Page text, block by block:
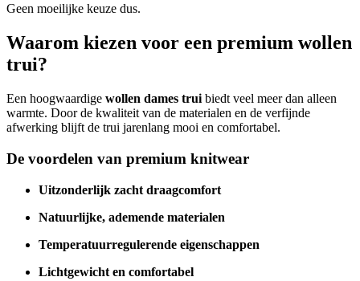
Geen moeilijke keuze dus.
Waarom kiezen voor een premium wollen
trui?
Een hoogwaardige wollen dames trui biedt veel meer dan alleen
warmte. Door de kwaliteit van de materialen en de verfijnde
afwerking blijft de trui jarenlang mooi en comfortabel.
De voordelen van premium knitwear
Uitzonderlijk zacht draagcomfort
Natuurlijke, ademende materialen
Temperatuurregulerende eigenschappen
Lichtgewicht en comfortabel